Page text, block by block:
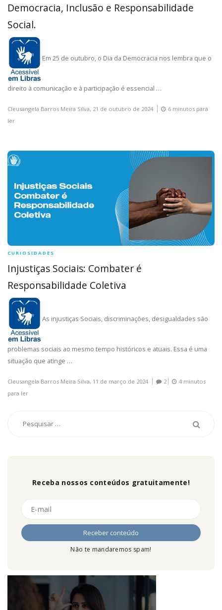
Democracia, Inclusão e Responsabilidade
Social.
Em 25 de outubro, o Dia da Democracia nos lembra que o
direito à comunicação e à participação é essencial …
Cleusangela Barros Meira Silva, 21 de outubro de 2024
6 minutos para
ler
CURIOSIDADES
Injustiças Sociais: Combater é
Responsabilidade Coletiva
As injustiças Sociais, discriminações, desigualdades são
problemas sociais ao mesmo tempo históricos e atuais. Essa é uma
situação que atinge …
Cleusangela Barros Meira Silva, 11 de março de 2024 2
4 minutos
para ler
Receba nossos conteúdos gratuitamente!
Não te mandaremos spam!